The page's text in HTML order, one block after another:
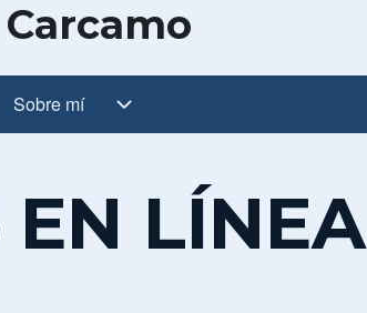
Sobre mí
Sobre mí sub-navigation
EN LÍNEA